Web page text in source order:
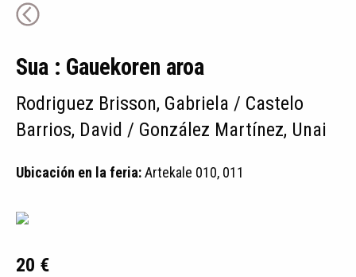
Sua : Gauekoren aroa
Rodriguez Brisson, Gabriela / Castelo
Barrios, David / González Martínez, Unai
Ubicación en la feria:Artekale 010, 011
20 €